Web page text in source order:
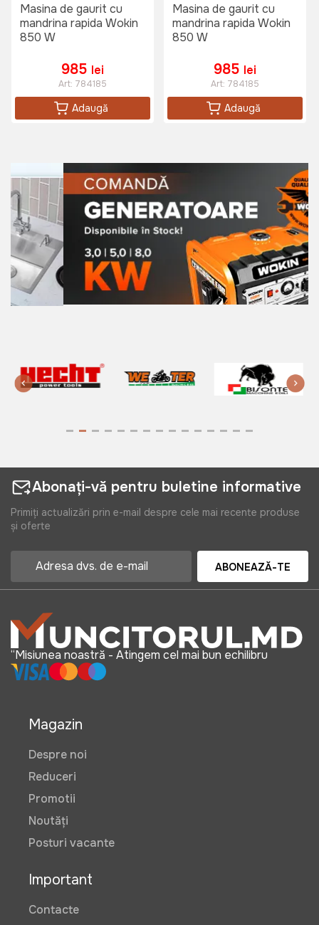
Masina de gaurit cu
mandrina rapida Wokin
850 W
985 lei
Art: 784185
Adaugă
Masina de gaurit cu
mandrina rapida Wokin
850 W
985 lei
Art: 784185
Adaugă
Abonați-vă pentru buletine informative
Primiți actualizări prin e-mail despre cele mai recente produse
și oferte
ABONEAZĂ-TE
“Misiunea noastră - Atingem cel mai bun echilibru
Magazin
Despre noi
Reduceri
Promotii
Noutăți
Posturi vacante
Important
Contacte